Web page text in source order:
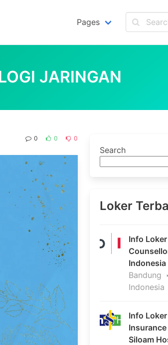
Pages
JARINGAN
0 0 0
Search
Loker
Info
Bandung
Indonesia
Info
Siloam